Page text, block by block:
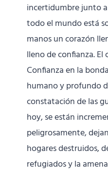
incertidumbre junto
todo el mundo está
manos un corazón
lleno de confianza. El
Confianza en la
humano y profundo
constatación de las
hoy, se están
peligrosamente,
hogares destruidos,
refugiados y la